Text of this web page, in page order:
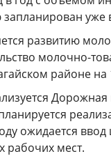
запланирован уже
развитию
молочно-
районе на
ожидается
рабочих мест.